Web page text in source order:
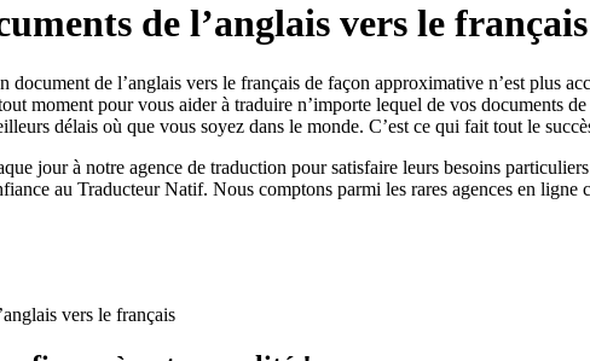
de l’anglais vers le français
document de l’anglais vers le français de façon approximative n’est plus
moment pour vous aider à traduire n’importe lequel de vos documents
délais où que vous soyez dans le monde. C’est ce qui fait tout le
jour à notre agence de traduction pour satisfaire leurs besoins
au Traducteur Natif. Nous comptons parmi les rares agences en
vers le français